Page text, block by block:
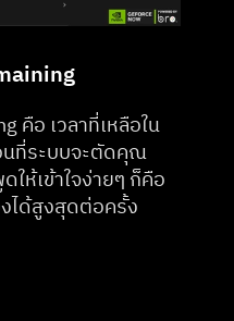
คือ เวลาที่เหลือใน
ที่ระบบจะตัดคุณ
ห้เข้าใจง่ายๆ ก็คือ
ได้สูงสุดต่อครั้ง